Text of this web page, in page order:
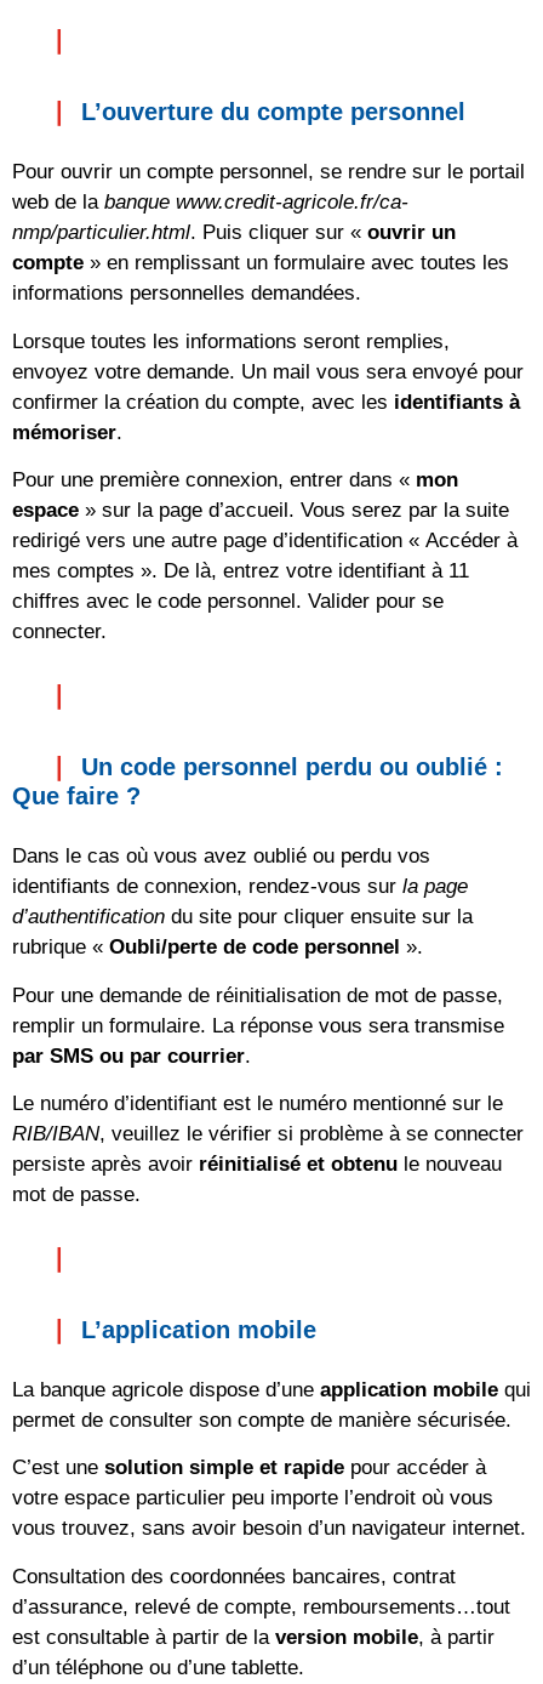
L’ouverture du compte personnel
Pour ouvrir un compte personnel, se rendre sur le portail
web de la banque www.credit-agricole.fr/ca-
nmp/particulier.html. Puis cliquer sur « ouvrir un
compte » en remplissant un formulaire avec toutes les
informations personnelles demandées.
Lorsque toutes les informations seront remplies,
envoyez votre demande. Un mail vous sera envoyé pour
confirmer la création du compte, avec les identifiants à
mémoriser.
Pour une première connexion, entrer dans « mon
espace » sur la page d’accueil. Vous serez par la suite
redirigé vers une autre page d’identification « Accéder à
mes comptes ». De là, entrez votre identifiant à 11
chiffres avec le code personnel. Valider pour se
connecter.
Un code personnel perdu ou oublié :
Que faire ?
Dans le cas où vous avez oublié ou perdu vos
identifiants de connexion, rendez-vous sur la page
d’authentification du site pour cliquer ensuite sur la
rubrique « Oubli/perte de code personnel ».
Pour une demande de réinitialisation de mot de passe,
remplir un formulaire. La réponse vous sera transmise
par SMS ou par courrier.
Le numéro d’identifiant est le numéro mentionné sur le
RIB/IBAN, veuillez le vérifier si problème à se connecter
persiste après avoir réinitialisé et obtenu le nouveau
mot de passe.
L’application mobile
La banque agricole dispose d’une application mobile qui
permet de consulter son compte de manière sécurisée.
C’est une solution simple et rapide pour accéder à
votre espace particulier peu importe l’endroit où vous
vous trouvez, sans avoir besoin d’un navigateur internet.
Consultation des coordonnées bancaires, contrat
d’assurance, relevé de compte, remboursements…tout
est consultable à partir de la version mobile, à partir
d’un téléphone ou d’une tablette.